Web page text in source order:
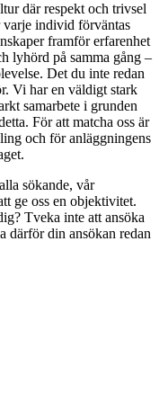
där respekt och trivsel
varje individ förväntas
framför erfarenhet
lyhörd på samma gång –
Det du inte redan
Vi har en väldigt stark
samarbete i grunden
För att matcha oss är
och för anläggningens
sökande, vår
ge oss en objektivitet.
Tveka inte att ansöka
därför din ansökan redan